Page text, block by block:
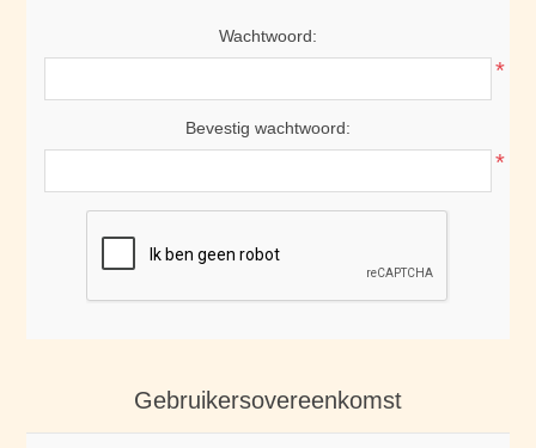
Wachtwoord:
*
Bevestig wachtwoord:
*
Gebruikersovereenkomst